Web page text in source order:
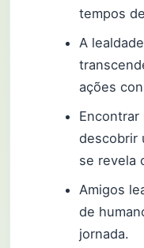
tempos
A
ações
Encontrar
descobrir
se revela
Amigos
de
jornada.